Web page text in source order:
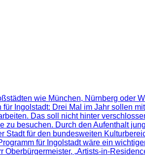
wie München, Nürnberg oder
Ingolstadt: Drei Mal im Jahr sollen
Das soll nicht hinter
besuchen. Durch den Aufenthalt
für den bundesweiten
für Ingolstadt wäre ein
„Artists-in-